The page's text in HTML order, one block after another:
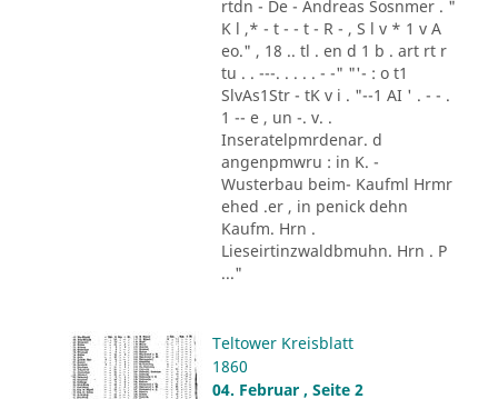
rtdn - De - Andreas Sosnmer . "
K l ,* - t - - t - R - , S l v * 1 v A
eo." , 18 .. tl . en d 1 b . art rt r
tu . . ---. . . . . - -" "'- : o t1
SlvAs1Str - tK v i . "--1 AI ' . - - .
1 -- e , un -. v. .
Inseratelpmrdenar. d
angenpmwru : in K. -
Wusterbau beim- Kaufml Hrmr
ehed .er , in penick dehn
Kaufm. Hrn .
Lieseirtinzwaldbmuhn. Hrn . P
..."
Teltower Kreisblatt
1860
04. Februar , Seite 2